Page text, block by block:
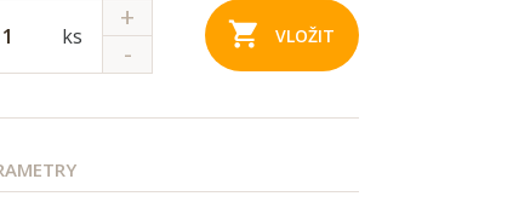
ks VLOŽIT